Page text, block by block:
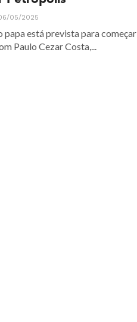
05/2025
papa está prevista para começar
Paulo Cezar Costa,...